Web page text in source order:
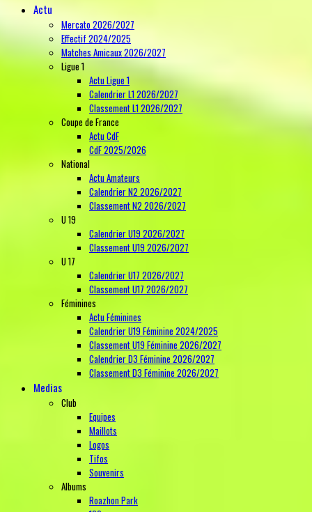
Actu
Mercato 2026/2027
Effectif 2024/2025
Matches Amicaux 2026/2027
Ligue 1
Actu Ligue 1
Calendrier L1 2026/2027
Classement L1 2026/2027
Coupe de France
Actu CdF
CdF 2025/2026
National
Actu Amateurs
Calendrier N2 2026/2027
Classement N2 2026/2027
U 19
Calendrier U19 2026/2027
Classement U19 2026/2027
U 17
Calendrier U17 2026/2027
Classement U17 2026/2027
Féminines
Actu Féminines
Calendrier U19 Féminine 2024/2025
Classement U19 Féminine 2026/2027
Calendrier D3 Féminine 2026/2027
Classement D3 Féminine 2026/2027
Medias
Club
Equipes
Maillots
Logos
Tifos
Souvenirs
Albums
Roazhon Park